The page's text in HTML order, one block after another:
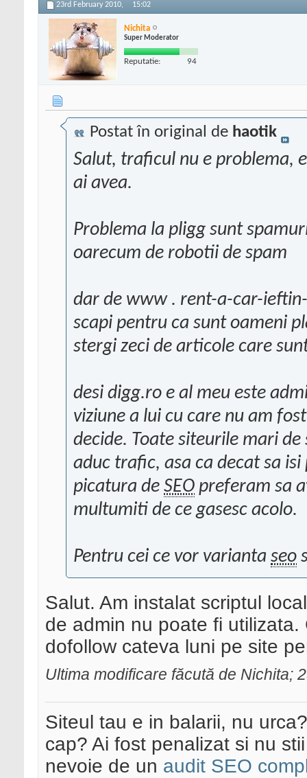
23rd February 2010, 15:02
Nichita
Super Moderator
Reputatie: 94
Postat în original de haotik
Salut, traficul nu e problema,
ai avea.
Problema la pligg sunt
oarecum de robotii de spam
dar de www . rent-a-car-
scapi pentru ca sunt oameni
stergi zeci de articole care
desi digg.ro e al meu este
viziune a lui cu care nu am
decide. Toate siteurile mari
aduc trafic, asa ca decat sa
picatura de SEO preferam sa
multumiti de ce gasesc acolo.
Pentru cei ce vor varianta seo
Salut. Am instalat scriptul
de admin nu poate fi
dofollow cateva luni pe site
Ultima modificare făcută de Nichita;
Siteul tau e in balarii, nu
cap? Ai fost penalizat si nu
nevoie de un audit SEO